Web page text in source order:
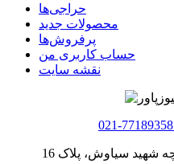
حراجی‌ها
محصولات جدید
پرفروش‌ها
حساب کاربری من
نقشه سایت
021-77189358